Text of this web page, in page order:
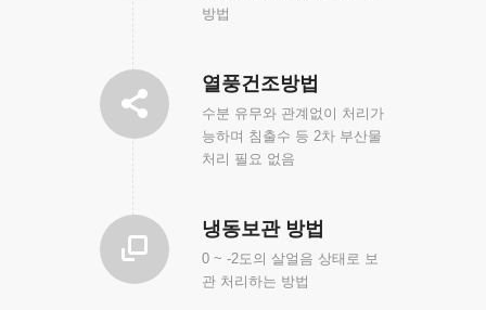
방법
열풍건조방법
수분 유무와 관계없이 처리가
능하며 침출수 등 2차 부산물
처리 필요 없음
냉동보관 방법
0 ~ -2도의 살얼음 상태로 보
관 처리하는 방법